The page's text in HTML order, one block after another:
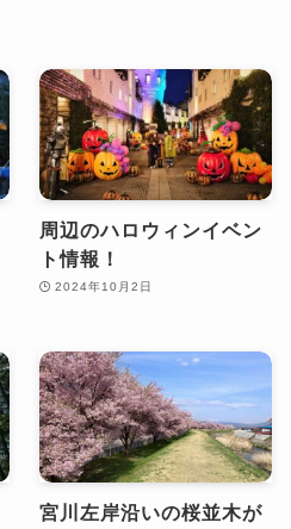
周辺のハロウィンイベン
ト情報！
2024年10月2日
宮川左岸沿いの桜並木が